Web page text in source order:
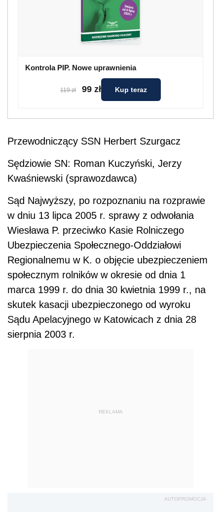
Kontrola PIP. Nowe uprawnienia
119 zł 99 zł Kup teraz
Przewodniczący SSN Herbert Szurgacz
Sędziowie SN: Roman Kuczyński, Jerzy
Kwaśniewski (sprawozdawca)
Sąd Najwyższy, po rozpoznaniu na rozprawie
w dniu 13 lipca 2005 r. sprawy z odwołania
Wiesława P. przeciwko Kasie Rolniczego
Ubezpieczenia Społecznego-Oddziałowi
Regionalnemu w K. o objęcie ubezpieczeniem
społecznym rolników w okresie od dnia 1
marca 1999 r. do dnia 30 kwietnia 1999 r., na
skutek kasacji ubezpieczonego od wyroku
Sądu Apelacyjnego w Katowicach z dnia 28
sierpnia 2003 r.
REKLAMA
AUTOPROMOCJA